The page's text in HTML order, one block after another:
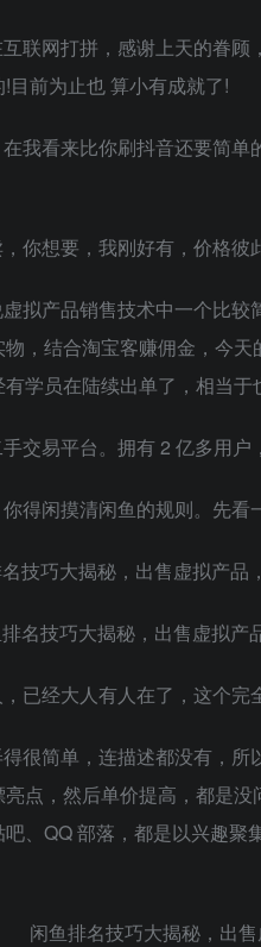
联网打拼，感谢上天的眷顾
目前为止也 算小有成就了!
我看来比你刷抖音还要简
你想要，我刚好有，价格
拟产品销售技术中一个比
，结合淘宝客赚佣金，今
学员在陆续出单了，相当于
交易平台。拥有 2 亿多用户
得闲摸清闲鱼的规则。先看
已经大人有人在了，这个
很简单，连描述都没有，
点，然后单价提高，都是
、QQ 部落，都是以兴趣